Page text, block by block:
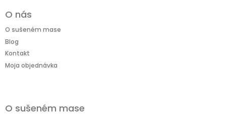
O nás
O sušeném mase
Blog
Kontakt
Moja objednávka
O sušeném mase